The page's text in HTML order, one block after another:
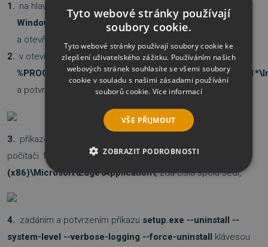
na hlavním panelu nebo na klávesnici stiskněte
Windows
, do vyhledávacího pole napištePříkazový řádek
a otevřete jej (ideálně jako správce),
v otevřeném okně zadejte příkazcd
a potvrďte jej klávesou Enter,
3. příkazový řádek vám vypsal aktuální verzi Edge ve vašem
počítači. Můžete ji zkontrolovat ve složceC:\Program Files
(x86)\Microsoft\Edge\Application\, zda čísla spolu sedí,
4. zadáním a potvrzením příkazu setup.exe --uninstall --
system-level --verbose-logging --force-uninstall klávesou
Tyto webové stránky používají
soubory cookie.
Tyto webové stránky používají soubory cookie ke
zlepšení uživatelského zážitku. Používáním našich
webových stránek souhlasíte se všemi soubory
cookie v souladu s našimi zásadami používání
souborů cookie. Více informací
VŠE PŘIJMOUT
ZOBRAZIT PODROBNOSTI
NEZBYTNĚ NUTNÉ SOUBORY
SOUBORY CÍLENÍ